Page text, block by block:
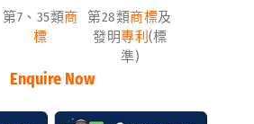
第7、35類商
標
第28類商標及
發明專利 (標
準)
Enquire Now